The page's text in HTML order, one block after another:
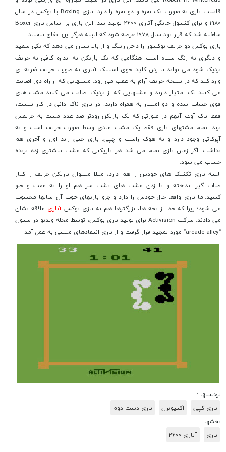
قابلیت بازی به صورت تک نفره و دو نفره را دارد. بازی Boxing یا بوکس در سال
1980 و برای کنسول خانگی آتاری 2600 تولید شد. این بازی بر اساس بازی Boxer
ساخته شد که قرار بود سال 1978 عرضه شود که البته هرگز این اتفاق نیفتاد.
بازی بوکس دو حریف بوکسور را داخل رینگ و از بالا نشان می دهد که یکی سفید
و دیگری به رنگ سیاه است. هنگامی که یک بازیکن به اندازه کافی به حریف
نزدیک شود می تواند با زدن کلید جوی استیک آتاری به صورت حریف ضربه ای
وارد کند که در نتیجه حریف آرام به عقب می رود. مشتهایی که از راه دور اصابت
می کنند یک امتیاز دارند و مشتهایی که از نزدیک اصابت می کنند مشت های
قوی حساب شده و دو امتیاز به همراه دارند. در بازی ناک دانی در کار نیست،
فقط ناک آوت آنهم در صورتی که یک بازیکن زودتر صد عدد مشت به حریفش
بزند. تمام مشتهای بازی فقط یک مشت عادی وسط صورت حریف است و نه
آپرکاتی وجود دارد و نه هوک راست و چپی. بازی حتی راند اول و آخری هم
نداشت. اگر زمان بازی تمام می شد هر بازیکنی که مشت بیشتری زده برنده
حساب می شود.
البته بازی تکنیک های خودش را هم دارد، مثلا میتوان بازیکن حریف را کنار
طناب گیر انداخته و با زدن مشت های پشت سر هم او را به عقب و جلو
کشید.اما بازی واقعا حال خودش را دارد و جزو بازیهای خوب آن سالها محسوب
می شود؛ زیرا که جدا از بچه ها، بزرگترها هم به بازی بوکس آتاری علاقه نشان
می دادند. شرکت Activision برای تولید بازی بوکس، توسط مجله ویدیو در ستون
“arcade alley” مورد تمجید قرار گرفت و از بازی انتقادهای مثبتی به عمل آمد
برچسبها :
بازی کپی
اکتیویژن
بازی دست دوم
بخشها :
بازی
آتاری ۲۶۰۰